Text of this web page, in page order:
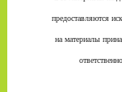
предоставляются
на материалы